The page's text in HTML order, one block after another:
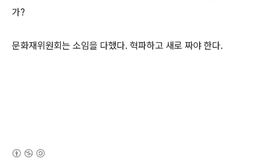
가?
문화재위원회는 소임을 다했다. 혁파하고 새로 짜야 한다.